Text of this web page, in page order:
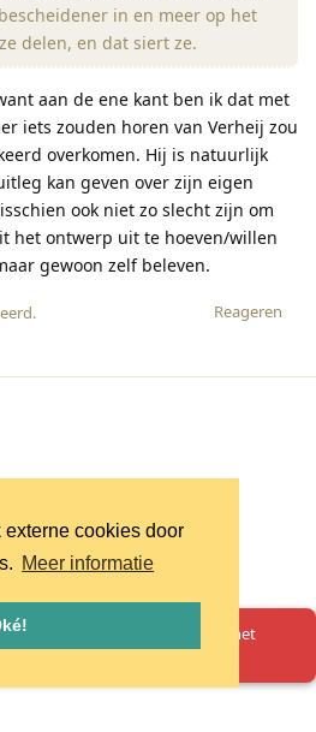
cookies door
Meer informatie
in en meer op het
delen, en dat siert ze.
aan de ene kant ben ik dat met
iets zouden horen van Verheij zou
overkomen. Hij is natuurlijk
kan geven over zijn eigen
ook niet zo slecht zijn om
het ontwerp uit te hoeven/willen
gewoon zelf beleven.
Reageren
.
Herlaad de pagina en probeer het